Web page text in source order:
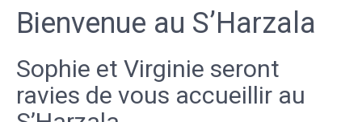
Bienvenue au S’Harzala
Sophie et Virginie seront
ravies de vous accueillir au